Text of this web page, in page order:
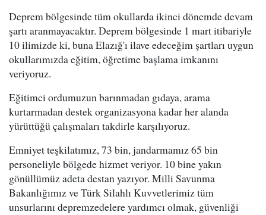
Deprem bölgesinde tüm okullarda ikinci dönemde devam
şartı aranmayacaktır. Deprem bölgesinde 1 mart itibariyle
10 ilimizde ki, buna Elazığ'ı ilave edeceğim şartları uygun
okullarımızda eğitim, öğretime başlama imkanını
veriyoruz.
Eğitimci ordumuzun barınmadan gıdaya, arama
kurtarmadan destek organizasyona kadar her alanda
yürüttüğü çalışmaları takdirle karşılıyoruz.
Emniyet teşkilatımız, 73 bin, jandarmamız 65 bin
personeliyle bölgede hizmet veriyor. 10 bine yakın
gönüllümüz adeta destan yazıyor. Milli Savunma
Bakanlığımız ve Türk Silahlı Kuvvetlerimiz tüm
unsurlarını depremzedelere yardımcı olmak, güvenliği